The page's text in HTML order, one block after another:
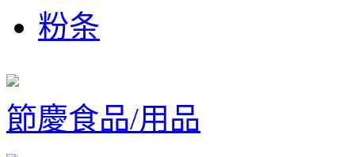
粉条
節慶食品/用品